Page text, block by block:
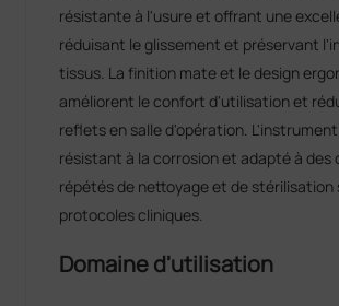
résistante à l'usure et offrant une
réduisant le glissement et préservant
tissus. La finition mate et le design
améliorent le confort d'utilisation et
reflets en salle d'opération.
résistant à la corrosion et adapté à des
répétés de nettoyage et de stérilisation
protocoles cliniques.
Domaine d'utilisation